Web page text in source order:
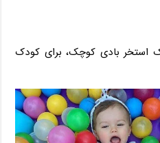
استخر بادی کوچک، برای کودک